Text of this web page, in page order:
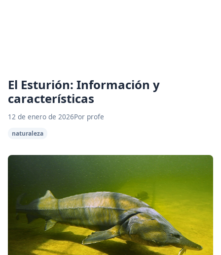
El Esturión: Información y
características
12 de enero de 2026Por profe
naturaleza